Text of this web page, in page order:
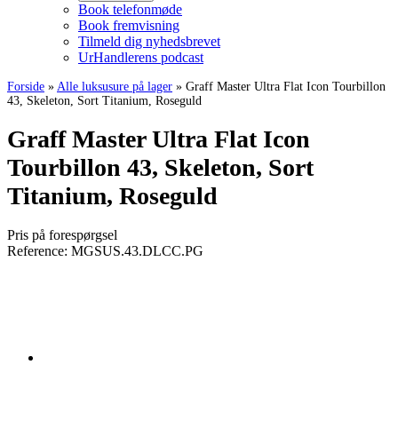
Book telefonmøde
Book fremvisning
Tilmeld dig nyhedsbrevet
UrHandlerens podcast
Forside » Alle luksusure på lager » Graff Master Ultra Flat Icon Tourbillon
43, Skeleton, Sort Titanium, Roseguld
Graff Master Ultra Flat Icon
Tourbillon 43, Skeleton, Sort
Titanium, Roseguld
Pris på forespørgsel
Reference: MGSUS.43.DLCC.PG